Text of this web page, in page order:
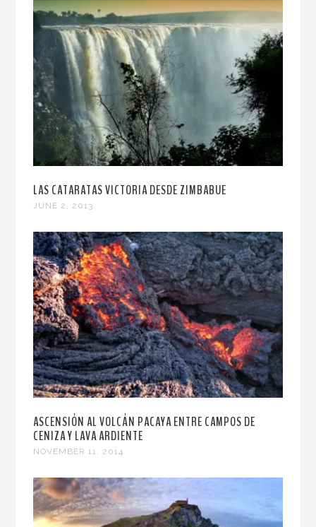
LAS CATARATAS VICTORIA DESDE ZIMBABUE
JUNE 2, 2013
ASCENSIÓN AL VOLCÁN PACAYA ENTRE CAMPOS DE
CENIZA Y LAVA ARDIENTE
NOVEMBER 11, 2014